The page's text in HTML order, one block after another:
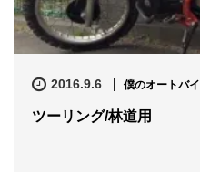
2016.9.6 僕のオートバイ
ツーリング/林道用